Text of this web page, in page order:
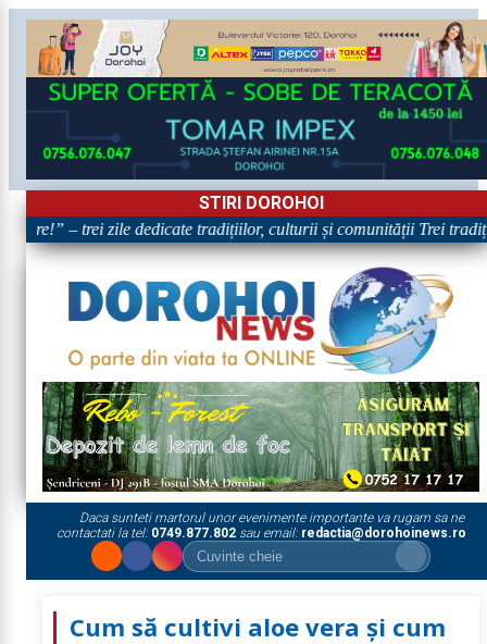
STIRI DOROHOI
– trei zile dedicate tradițiilor, culturii și comunității Trei
Daca sunteti martorul unor evenimente importante va rugam sa ne
contactati la tel: 0749.877.802sau email: redactia@dorohoinews.ro
Cum să cultivi aloe vera și cum